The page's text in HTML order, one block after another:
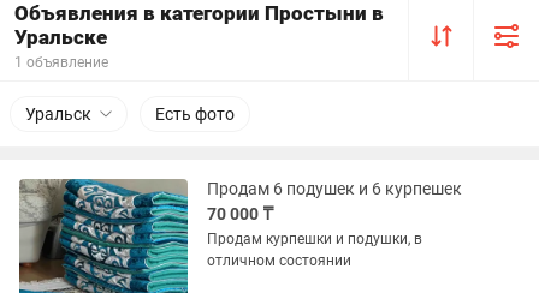
Объявления в категории Простыни в
Уральске
1 объявление
Уральск Есть фото
Продам 6 подушек и 6 курпешек
70 000 ₸
Продам курпешки и подушки, в
отличном состоянии